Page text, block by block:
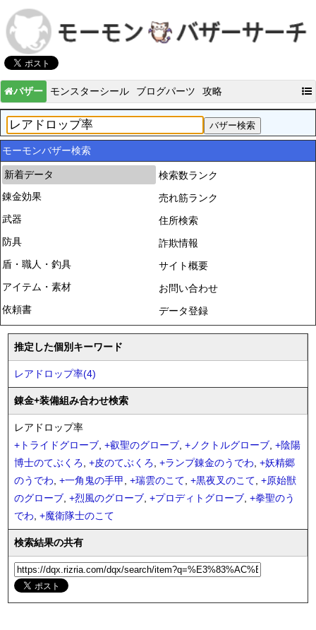
バザー モンスターシール ブログパーツ 攻略
モーモンバザー検索
新着データ
錬金効果
武器
防具
盾・職人・釣具
アイテム・素材
依頼書
検索数ランク
売れ筋ランク
住所検索
詐欺情報
サイト概要
お問い合わせ
データ登録
推定した個別キーワード
レアドロップ率(4)
錬金+装備組み合わせ検索
レアドロップ率
+ トライドグローブ, +叡聖のグローブ, +ノクトルグローブ, +陰陽
博士のてぶくろ, +皮のてぶくろ, +ランプ錬金のうでわ, +妖精郷
のうでわ, +一角鬼の手甲, +瑞雲のこて, +黒夜叉のこて, +原始獣
のグローブ, +烈風のグローブ, +プロディトグローブ, +拳聖のう
でわ, +魔衛隊士のこて
検索結果の共有